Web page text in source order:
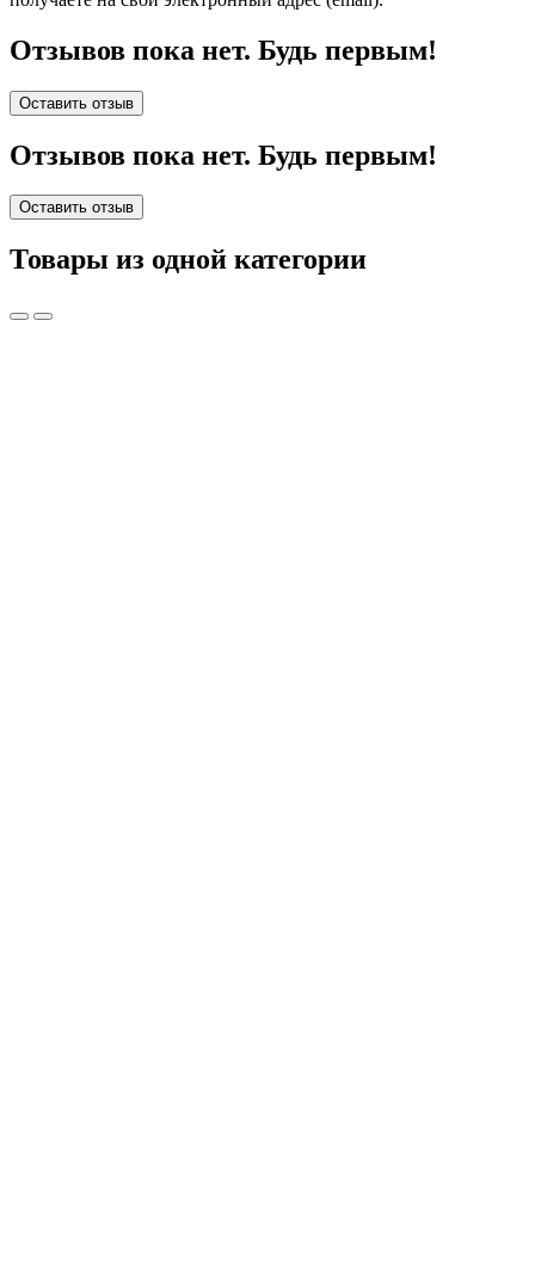
Отзывов пока нет. Будь первым!
Оставить отзыв
Отзывов пока нет. Будь первым!
Оставить отзыв
Товары из одной категории